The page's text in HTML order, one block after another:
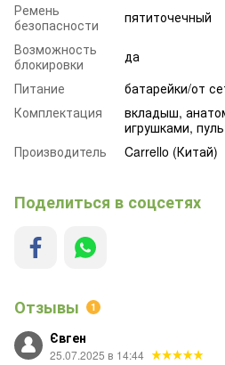
Ремень
безопасности
пятиточечный
Возможность
блокировки
да
Питание
батарейки/от
Комплектация
вкладыш,
игрушками,
Производитель
Carrello (Китай)
Поделиться в соцсетях
Отзывы 1
Євген
25.07.2025 в 14:44